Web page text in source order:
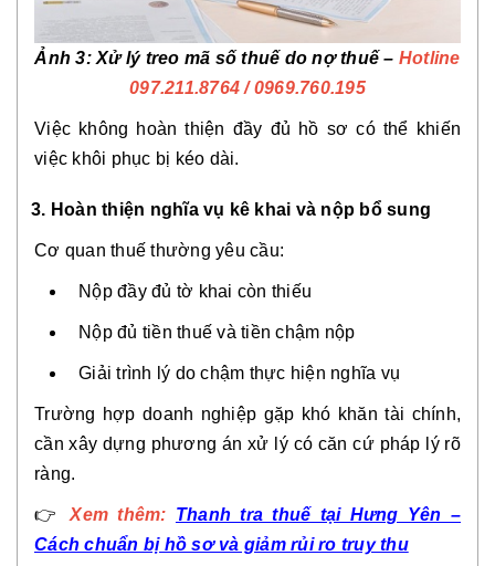
Ảnh 3: Xử lý treo mã số thuế do nợ thuế – Hotline
097.211.8764/ 0969.760.195
Việc không hoàn thiện đầy đủ hồ sơ có thể khiến
việc khôi phục bị kéo dài.
3. Hoàn thiện nghĩa vụ kê khai và nộp bổ sung
Cơ quan thuế thường yêu cầu:
Nộp đầy đủ tờ khai còn thiếu
Nộp đủ tiền thuế và tiền chậm nộp
Giải trình lý do chậm thực hiện nghĩa vụ
Trường hợp doanh nghiệp gặp khó khăn tài chính,
cần xây dựng phương án xử lý có căn cứ pháp lý rõ
ràng.
👉Xem thêm: Thanh tra thuế tại Hưng Yên –
Cách chuẩn bị hồ sơ và giảm rủi ro truy thu